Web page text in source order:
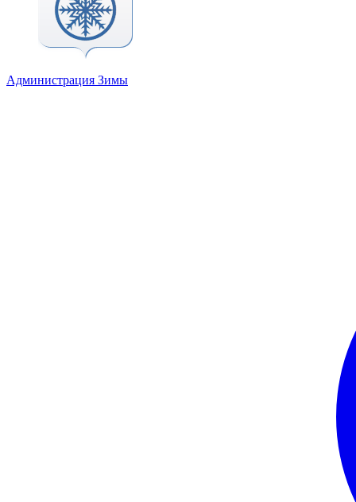
Администрация Зимы